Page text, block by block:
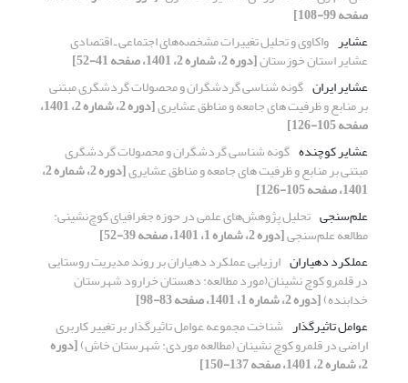
صفحه 99-108]
عشایر واکاوی و تحلیل تغییرات مشخصه‌های اجتماعی ـ اقتصادی
عشایر استان خوزستان[دوره 2، شماره 2، 1401، صفحه 41-52]
عشایر ایران گونه شناسی گردشگران و محصولات گردشگری مبتنی
بر منابع و ظرفیت های جامعه و مناطق عشایری [دوره 2، شماره 2، 1401،
صفحه 105-126]
عشایر کوچنده گونه شناسی گردشگران و محصولات گردشگری
مبتنی بر منابع و ظرفیت های جامعه و مناطق عشایری [دوره 2، شماره 2،
1401، صفحه 105-126]
علم‌سنجی تحلیل پژوهش‌‌های علمی در حوزه جغرافیای کوچ‌نشینی:
مطالعه علم‌‌سنجی[دوره 2، شماره 1، 1401، صفحه 39-52]
عملکرد دهیاران ارزیابی عملکرد دهیاران بر روند مدیریت روستایی
در قلمرو کوچ نشینان(مورد مطالعه: دهستان خرارود شهرستان
خدابنده)[دوره 2، شماره 1، 1401، صفحه 83-98]
عوامل تاثیرگذار شناخت مجموعه عوامل تاثیرگذار بر تغییر کاربری
اراضی در قلمرو کوچ نشینان (مطالعه موردی: شهرستان خاش)[دوره
2، شماره 2، 1401، صفحه 137-150]